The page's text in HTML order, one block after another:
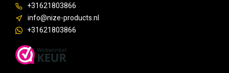
+31621803866
info@nize-products.nl
+31621803866